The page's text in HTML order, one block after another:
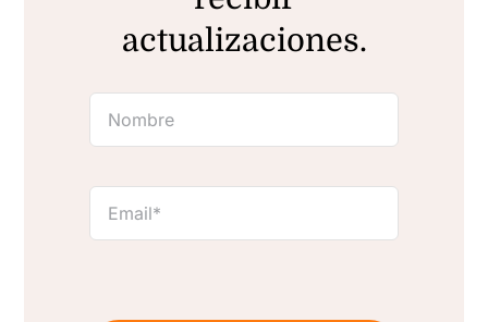
actualizaciones.